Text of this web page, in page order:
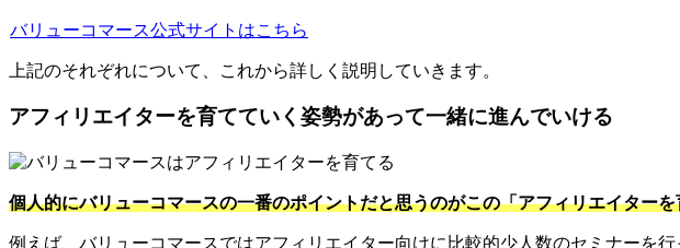
バリューコマース公式サイトはこちら
上記のそれぞれについて、これから詳しく説明していきます。
アフィリエイターを育てていく姿勢があって一緒に進んでいける
個人的にバリューコマースの一番のポイントだと思うのがこの「アフィリエイター
例えば、バリューコマースではアフィリエイター向けに比較的少人数のセミナーを